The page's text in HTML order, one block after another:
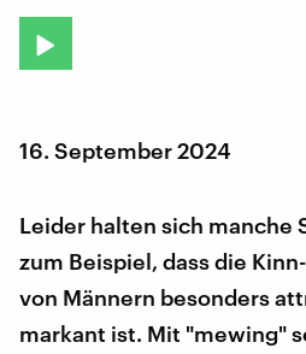
16. September 2024
Leider halten sich manche
zum Beispiel, dass die
von Männern besonders
markant ist. Mit "mewing"